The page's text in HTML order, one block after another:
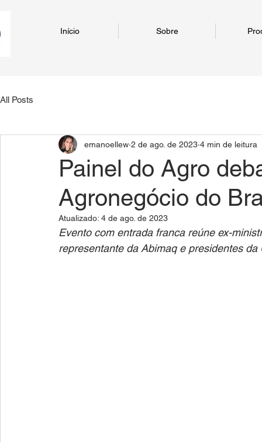
Início Sobre
All Posts
Painel do Agro
Agronegócio do
emanoellew 2 de ago. de 2023 4 min de leitura
Atualizado: 4 de ago. de 2023
Evento com entrada franca reúne ex-
representante da Abimaq e presidentes